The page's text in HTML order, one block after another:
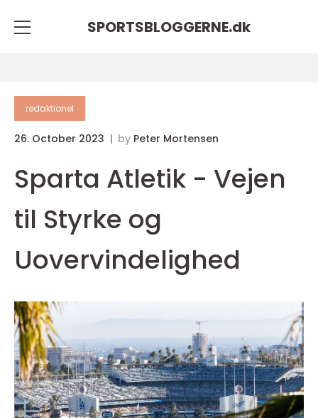
SPORTSBLOGGERNE.dk
redaktionel
26. October 2023 by Peter Mortensen
Sparta Atletik - Vejen
til Styrke og
Uovervindelighed